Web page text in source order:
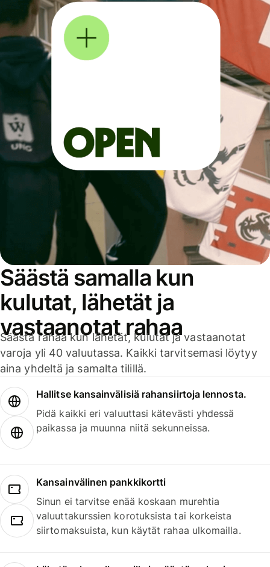
Säästä samalla kun
kulutat, lähetät ja
vastaanotat rahaa
Säästä rahaa kun lähetät, kulutat ja vastaanotat
varoja yli 40 valuutassa. Kaikki tarvitsemasi löytyy
aina yhdeltä ja samalta tilillä.
Hallitse kansainvälisiä rahansiirtoja lennosta.
Pidä kaikki eri valuuttasi kätevästi yhdessä
paikassa ja muunna niitä sekunneissa.
Kansainvälinen pankkikortti
Sinun ei tarvitse enää koskaan murehtia
valuuttakurssien korotuksista tai korkeista
siirtomaksuista, kun käytät rahaa ulkomailla.